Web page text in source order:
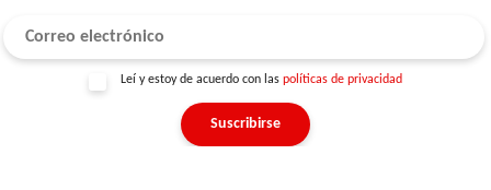
Leí y estoy de acuerdo con las políticas de privacidad